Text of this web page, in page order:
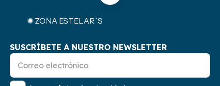
✺ ZONA ESTELAR´S
SUSCRÍBETE A NUESTRO NEWSLETTER